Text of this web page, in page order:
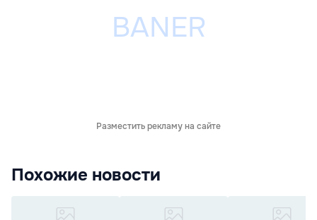
Разместить рекламу на сайте
Похожие новости